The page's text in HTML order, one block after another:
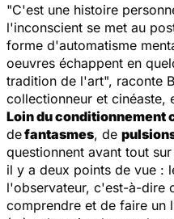
"C'est une histoire
l'inconscient se met au
forme d'automatisme
oeuvres échappent en
tradition de l'art", raconte
collectionneur et cinéaste,
Loin du conditionnement
defantasmes, de
questionnent avant tout
il y a deux points de vue :
l'observateur, c'est-à-dire
comprendre et de faire un